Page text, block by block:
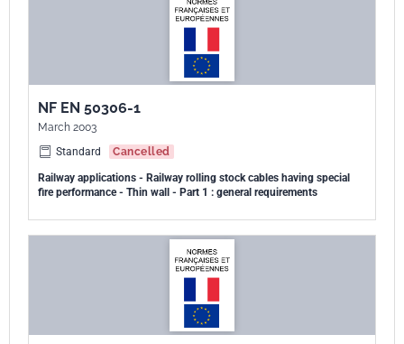
NF EN 50306-1
March 2003
Standard
Cancelled
Railway applications - Railway rolling stock cables having special
fire performance - Thin wall - Part 1 : general requirements